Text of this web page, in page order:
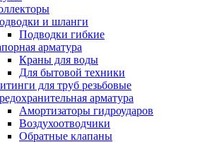
и шланги
Подводки гибкие
арматура
Краны для воды
Для бытовой техники
для труб резьбовые
арматура
Амортизаторы гидроударов
Воздухоотводчики
Обратные клапаны